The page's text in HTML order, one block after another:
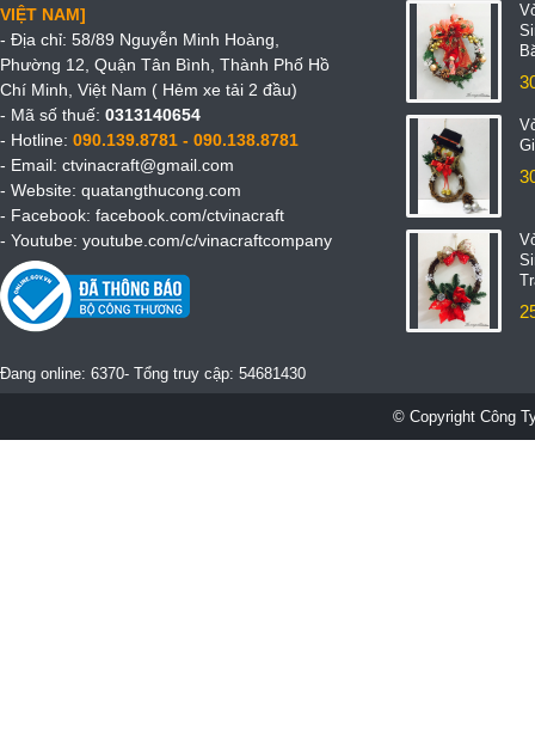
VIỆT NAM]
- Địa chỉ: 58/89 Nguyễn Minh Hoàng,
Phường 12, Quận Tân Bình, Thành Phố Hồ
Chí Minh, Việt Nam ( Hẻm xe tải 2 đầu)
- Mã số thuế: 0313140654
- Hotline: 090.139.8781 - 090.138.8781
- Email: ctvinacraft@gmail.com
- Website: quatangthucong.com
- Facebook: facebook.com/ctvinacraft
- Youtube: youtube.com/c/vinacraftcompany
Đang online: 6370- Tổng truy cập: 54681430
© Copyright Công